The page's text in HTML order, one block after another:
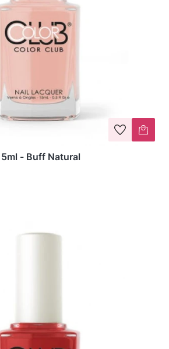
Lakier Color Club 15ml - Buff Natural